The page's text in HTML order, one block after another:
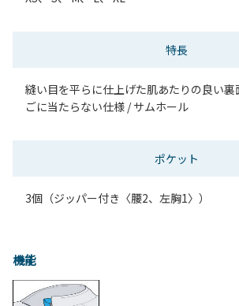
特長
縫い目を平らに仕上げた肌あたりの良い裏
ごに当たらない仕様 / サムホール
ポケット
3個（ジッパー付き〈腰2、左胸1〉）
機能